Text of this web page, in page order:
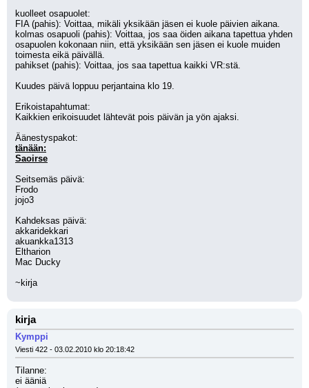
kuolleet osapuolet:
FIA (pahis): Voittaa, mikäli yksikään jäsen ei kuole päivien aikana.
kolmas osapuoli (pahis): Voittaa, jos saa öiden aikana tapettua yhden
osapuolen kokonaan niin, että yksikään sen jäsen ei kuole muiden
toimesta eikä päivällä.
pahikset (pahis): Voittaa, jos saa tapettua kaikki VR:stä.
Kuudes päivä loppuu perjantaina klo 19.
Erikoistapahtumat:
Kaikkien erikoisuudet lähtevät pois päivän ja yön ajaksi.
Äänestyspakot:
tänään:
Saoirse
Seitsemäs päivä:
Frodo
jojo3
Kahdeksas päivä:
akkaridekkari
akuankka1313
Eltharion
Mac Ducky
~kirja
kirja
Kymppi
Viesti 422 - 03.02.2010 klo 20:18:42
Tilanne:
ei ääniä